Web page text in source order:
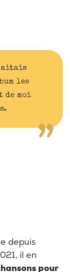
les
de moi
depuis
il en
pour